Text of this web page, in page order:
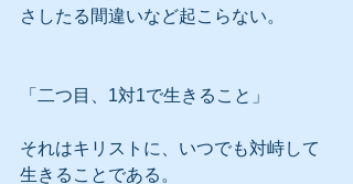
さしたる間違いなど起こらない。
「二つ目、1対1で生きること」
それはキリストに、いつでも対峙して
生きることである。